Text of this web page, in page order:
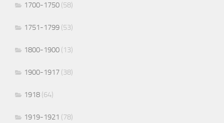
1700-1750 (58)
1751-1799 (53)
1800-1900 (13)
1900-1917 (38)
1918 (64)
1919-1921 (78)